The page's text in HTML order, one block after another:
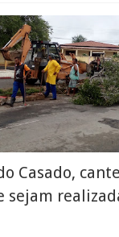
Casado,
sejam